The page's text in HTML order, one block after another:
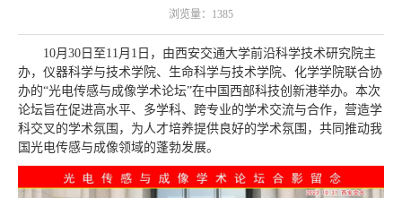
浏览量： 1385
10月30日至11月1日，由西安交通大学前沿科学技术研究院主
办，仪器科学与技术学院、生命科学与技术学院、化学学院联合协
办的“光电传感与成像学术论坛”在中国西部科技创新港举办。本次
论坛旨在促进高水平、多学科、跨专业的学术交流与合作，营造学
科交叉的学术氛围，为人才培养提供良好的学术氛围，共同推动我
国光电传感与成像领域的蓬勃发展。